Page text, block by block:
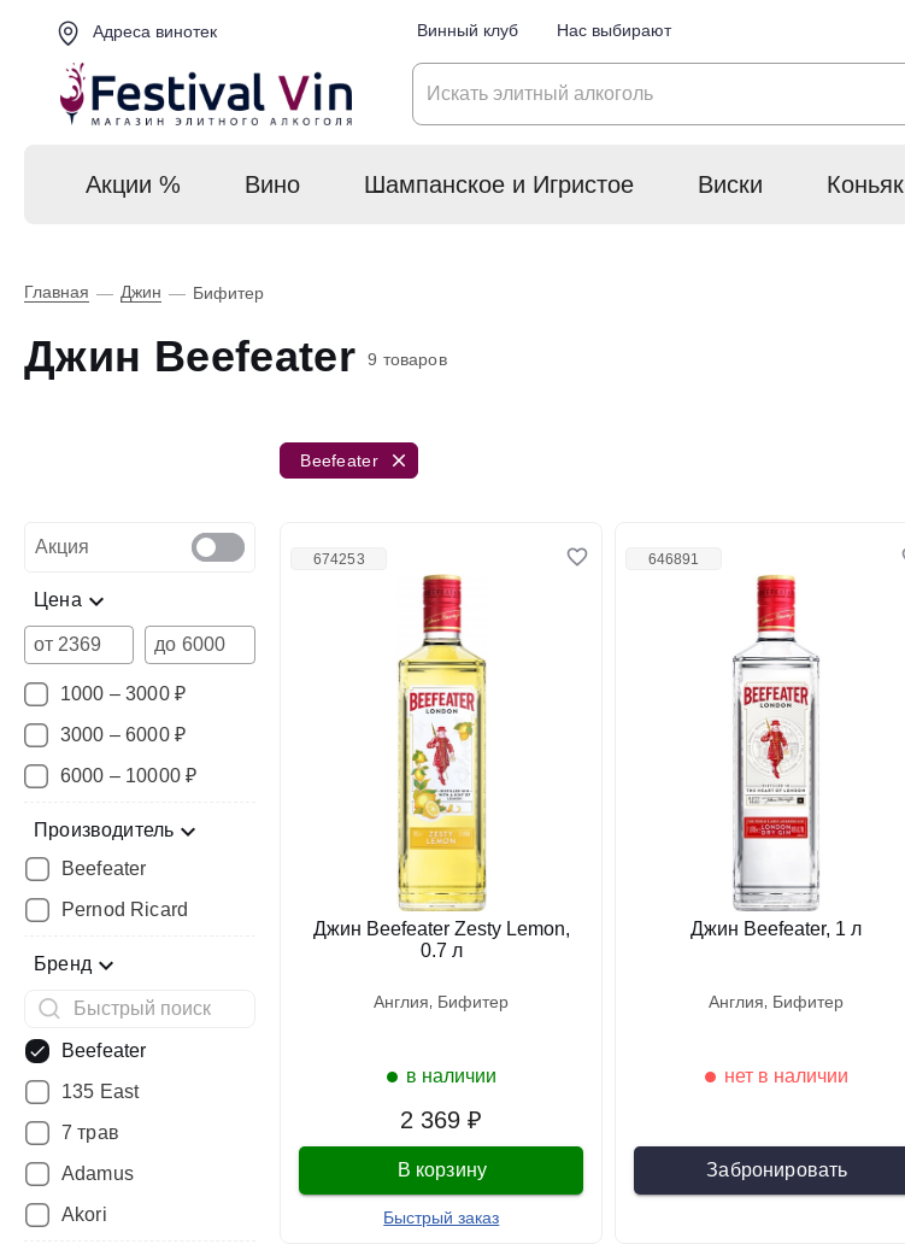
Адреса винотек Винный клуб Нас выбирают
Акции % Вино Шампанское и Игристое Виски Коньяк
Главная — Джин — Бифитер
Джин Beefeater 9 товаров
Акция
Цена
от до
1000 – 3000 ₽
3000 – 6000 ₽
6000 – 10000 ₽
Производитель
Beefeater
Pernod Ricard
Бренд
Beefeater
135 East
7 трав
Adamus
Akori
Beefeater
674253
2 369 ₽
Джин Beefeater Zesty Lemon,
0.7 л
англия бифитер
В корзину
Быстрый заказ
в наличии
646891
Джин Beefeater, 1 л
англия бифитер
Забронировать
нет в наличии